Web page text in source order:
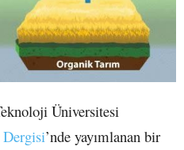
Üniversitesi
’nde yayımlanan bir